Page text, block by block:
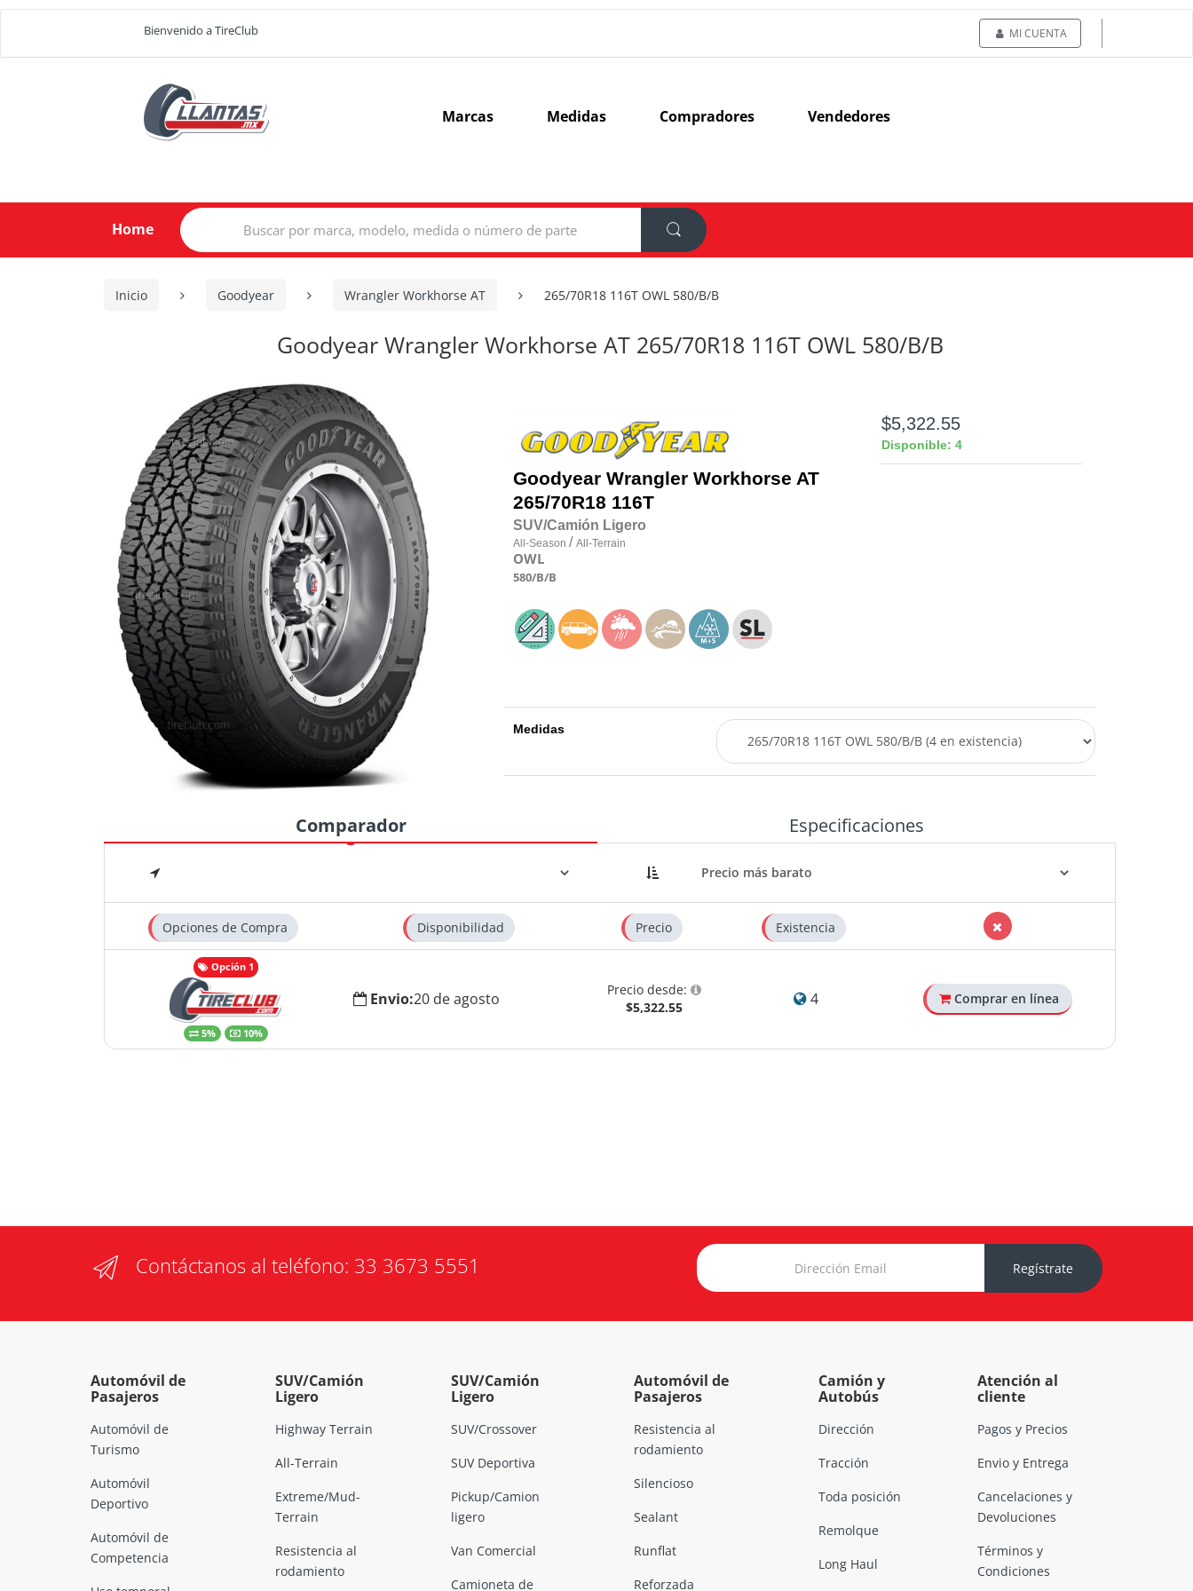
Bienvenido a TireClub MI CUENTA
Marcas Medidas Compradores Vendedores
Home
Search
for:
Inicio Goodyear Wrangler Workhorse AT 265/70R18 116T OWL 580/B/B
Goodyear Wrangler Workhorse AT 265/70R18 116T OWL 580/B/B
Goodyear Wrangler Workhorse AT
265/70R18 116T
SUV/Camión Ligero
All-Season / All-Terrain
OWL
580/B/B
$5,322.55
Disponible: 4
Medidas
Comparador Especificaciones
Opciones de Compra Disponibilidad Precio Existencia
Opción 1
5% 10%
Envio:20 de agosto
Precio desde:
$5,322.55
4 Comprar en línea
Contáctanos al teléfono: 33 3673 5551 Regístrate
Automóvil de
Pasajeros
Automóvil de
Turismo
Automóvil
Deportivo
Automóvil de
Competencia
SUV/Camión
Ligero
Highway Terrain
All-Terrain
Extreme/Mud-
Terrain
Resistencia al
rodamiento
SUV/Camión
Ligero
SUV/Crossover
SUV Deportiva
Pickup/Camion
ligero
Van Comercial
Camioneta de
Automóvil de
Pasajeros
Resistencia al
rodamiento
Silencioso
Sealant
Runflat
Reforzada
Camión y
Autobús
Dirección
Tracción
Toda posición
Remolque
Long Haul
Atención al
cliente
Pagos y Precios
Envio y Entrega
Cancelaciones y
Devoluciones
Términos y
Condiciones